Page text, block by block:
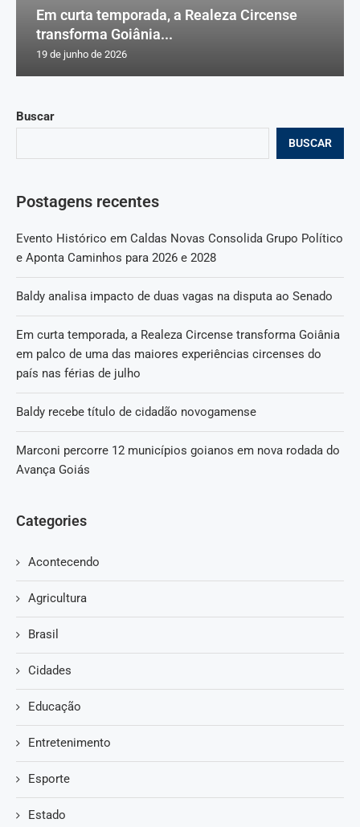
Buscar
BUSCAR
Postagens recentes
Evento Histórico em Caldas Novas Consolida Grupo Político
e Aponta Caminhos para 2026 e 2028
Baldy analisa impacto de duas vagas na disputa ao Senado
Em curta temporada, a Realeza Circense transforma Goiânia
em palco de uma das maiores experiências circenses do
país nas férias de julho
Baldy recebe título de cidadão novogamense
Marconi percorre 12 municípios goianos em nova rodada do
Avança Goiás
Categories
Acontecendo
Agricultura
Brasil
Cidades
Educação
Entretenimento
Esporte
Estado
Em curta temporada, a Realeza Circense
transforma Goiânia...
19 de junho de 2026